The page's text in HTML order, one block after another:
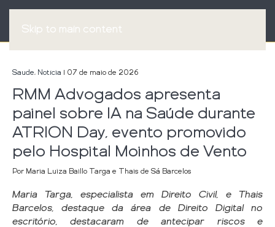
Skip to main content
Saude, Notícia | 07 de maio de 2026
RMM Advogados apresenta
painel sobre IA na Saúde durante
ATRION Day, evento promovido
pelo Hospital Moinhos de Vento
Por Maria Luiza Baillo Targa e Thais de Sá Barcelos
Maria Targa, especialista em Direito Civil, e Thais
Barcelos, destaque da área de Direito Digital no
escritório, destacaram de antecipar riscos e